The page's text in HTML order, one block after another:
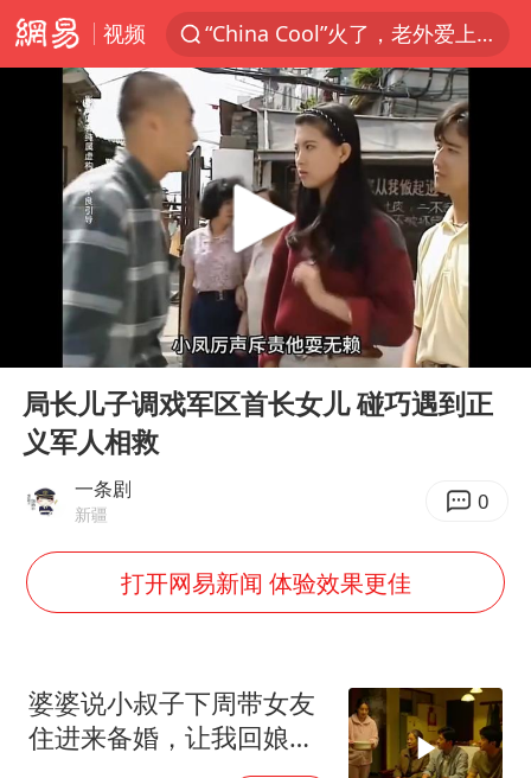
视频
“China Cool”火了，老外爱上中国避暑游
香港宏福苑火灾或由烟头引起
周末打虎 宋致远被查
白海豚将正面袭击贯穿浙江
浙江台州《告全体市民书》
多个明星演唱会取消
万岁山接盘烂尾恒大文旅城
张本智和：零封向鹏不意外
Play
局长儿子调戏军区首长女儿 碰巧遇到正
义军人相救
一条剧
新疆 0
打开网易新闻 体验效果更佳
婆婆说小叔子下周带女友
住进来备婚，让我回娘家